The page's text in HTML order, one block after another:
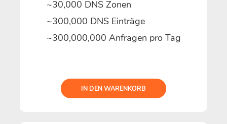
~30,000 DNS Zonen
~300,000 DNS Einträge
~300,000,000 Anfragen pro Tag
IN DEN WARENKORB